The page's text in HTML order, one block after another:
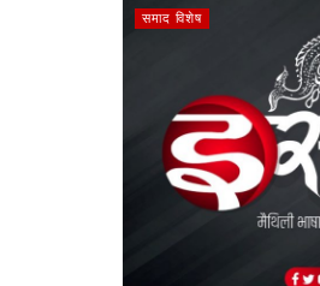
समाद विशेष